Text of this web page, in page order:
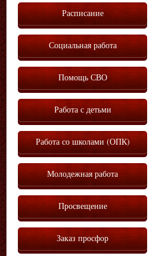
Расписание
Социальная работа
Помощь СВО
Работа с детьми
Работа со школами (ОПК)
Молодежная работа
Просвещение
Заказ просфор